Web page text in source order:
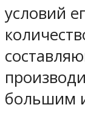
условий
большим